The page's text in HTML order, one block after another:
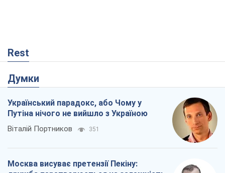
Rest
Думки
Український парадокс, або Чому у
Путіна нічого не вийшло з Україною
Віталій Портников 351
Москва висуває претензії Пекіну: